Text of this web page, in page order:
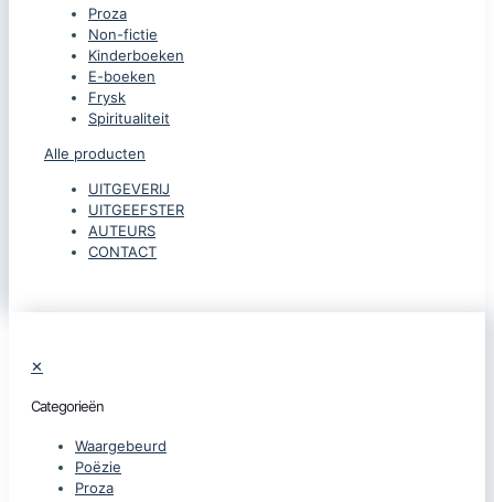
Proza
Non-fictie
Kinderboeken
E-boeken
Frysk
Spiritualiteit
Alle producten
UITGEVERIJ
UITGEEFSTER
AUTEURS
CONTACT
✕
Categorieën
Waargebeurd
Poëzie
Proza